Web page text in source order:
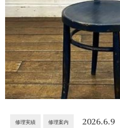
修理実績 修理案内 2026.6.9